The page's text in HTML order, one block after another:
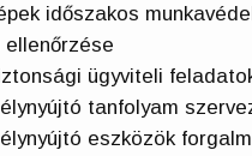
időszakos
ellenőrzése
ügyviteli
tanfolyam
eszközök